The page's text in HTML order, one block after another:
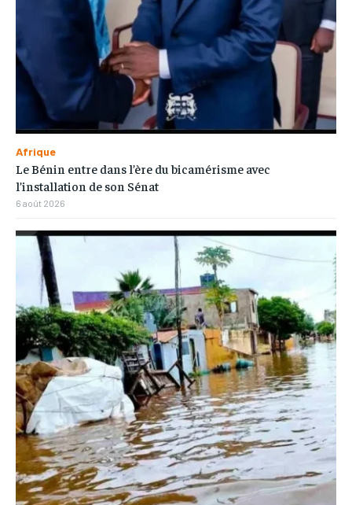
Afrique
Le Bénin entre dans l’ère du bicamérisme avec
l’installation de son Sénat
6 août 2026